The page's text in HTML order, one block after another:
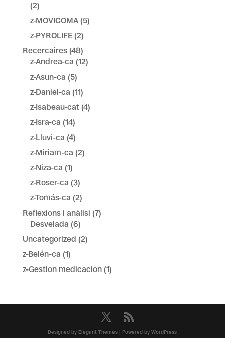
(2)
z-MOVICOMA(5)
z-PYROLIFE(2)
Recercaires(48)
z-Andrea-ca (12)
z-Asun-ca (5)
z-Daniel-ca (11)
z-Isabeau-cat(4)
z-Isra-ca (14)
z-Lluvi-ca (4)
z-Miriam-ca (2)
z-Niza-ca (1)
z-Roser-ca (3)
z-Tomás-ca (2)
Reflexions i anàlisi (7)
Desvelada (6)
Uncategorized (2)
z-Belén-ca (1)
z-Gestion medicacion(1)
Designed by Elegant Themes | Powered byWordPress